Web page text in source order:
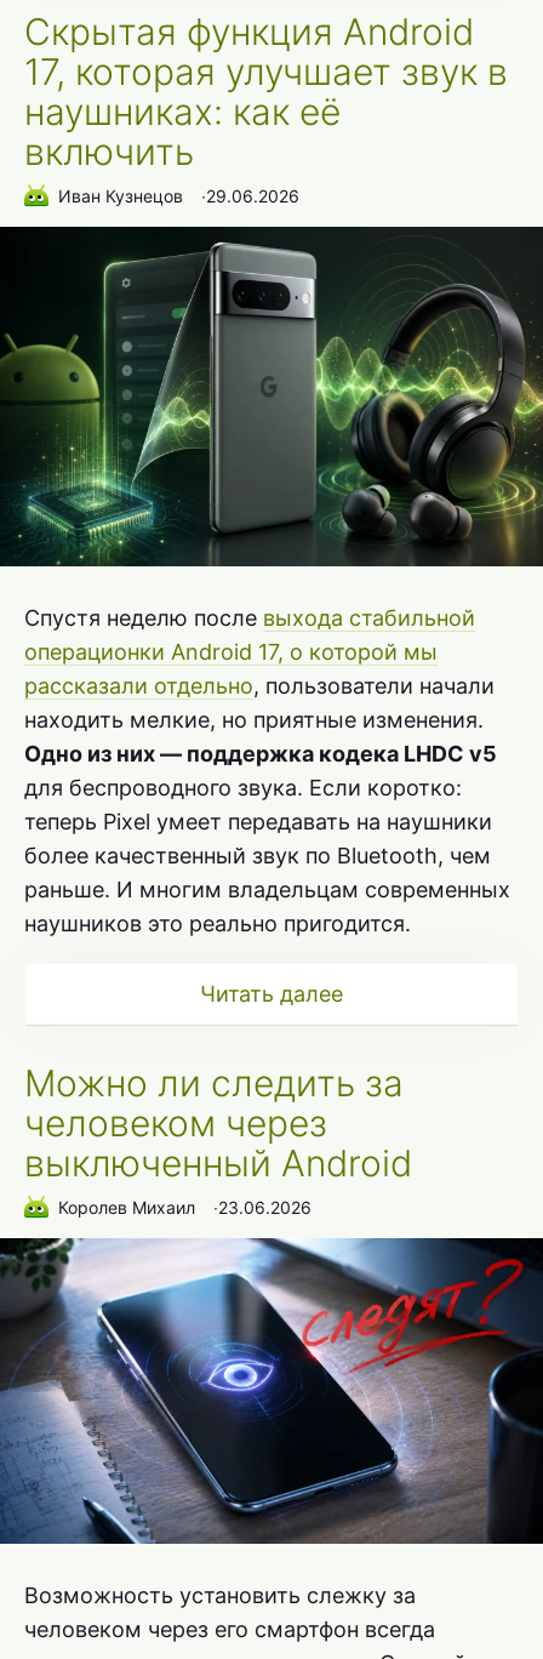
Скрытая функция Android
17, которая улучшает звук в
наушниках: как её
включить
Иван Кузнецов ∙29.06.2026
Спустя неделю после выхода стабильной
операционки Android 17, о которой мы
рассказали отдельно, пользователи начали
находить мелкие, но приятные изменения.
Одно из них — поддержка кодека LHDC v5
для беспроводного звука. Если коротко:
теперь Pixel умеет передавать на наушники
более качественный звук по Bluetooth, чем
раньше. И многим владельцам современных
наушников это реально пригодится.
Читать далее
Можно ли следить за
человеком через
выключенный Android
Королев Михаил ∙23.06.2026
Возможность установить слежку за
человеком через его смартфон всегда